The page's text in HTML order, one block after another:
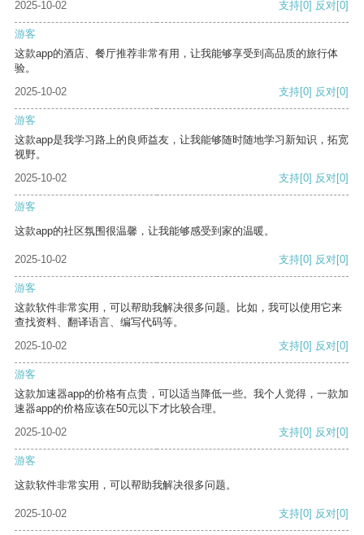
2025-10-02
支持[0] 反对[0]
游客
这款app的酒店、餐厅推荐非常有用，让我能够享受到高品质的旅行体
验。
2025-10-02
支持[0] 反对[0]
游客
这款app是我学习路上的良师益友，让我能够随时随地学习新知识，拓宽
视野。
2025-10-02
支持[0] 反对[0]
游客
这款app的社区氛围很温馨，让我能够感受到家的温暖。
2025-10-02 支持[0] 反对[0]
游客
这款软件非常实用，可以帮助我解决很多问题。比如，我可以使用它来
查找资料、翻译语言、编写代码等。
2025-10-02
支持[0] 反对[0]
游客
这款加速器app的价格有点贵，可以适当降低一些。我个人觉得，一款加
速器app的价格应该在50元以下才比较合理。
2025-10-02
支持[0] 反对[0]
游客
这款软件非常实用，可以帮助我解决很多问题。
2025-10-02 支持[0] 反对[0]